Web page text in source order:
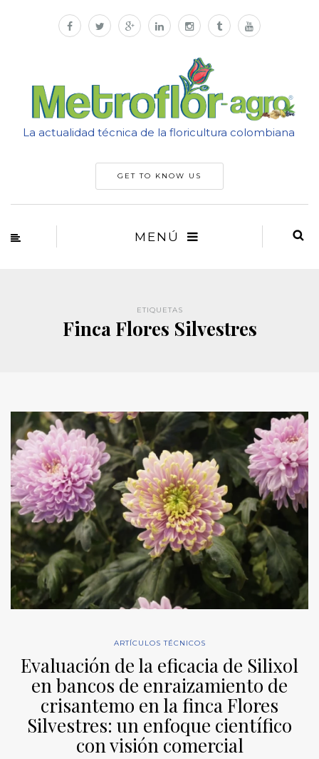
La actualidad técnica de la floricultura colombiana
GET TO KNOW US
MENÚ
ETIQUETAS
Finca Flores Silvestres
ARTÍCULOS TÉCNICOS
Evaluación de la eficacia de Silixol
en bancos de enraizamiento de
crisantemo en la finca Flores
Silvestres: un enfoque científico
con visión comercial